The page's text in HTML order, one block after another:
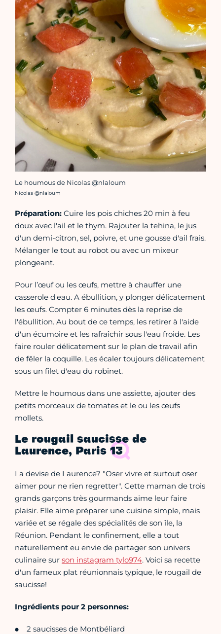
Le houmous de Nicolas @nlaloum
Crédit photo :
Nicolas @nlaloum
Préparation: Cuire les pois chiches 20 min à feu
doux avec l'ail et le thym. Rajouter la tehina, le jus
d'un demi-citron, sel, poivre, et une gousse d'ail frais.
Mélanger le tout au robot ou avec un mixeur
plongeant.
Pour l’œuf ou les œufs, mettre à chauffer une
casserole d'eau. A ébullition, y plonger délicatement
les œufs. Compter 6 minutes dès la reprise de
l'ébullition. Au bout de ce temps, les retirer à l'aide
d'un écumoire et les rafraîchir sous l'eau froide. Les
faire rouler délicatement sur le plan de travail afin
de fêler la coquille. Les écaler toujours délicatement
sous un filet d'eau du robinet.
Mettre le houmous dans une assiette, ajouter des
petits morceaux de tomates et le ou les œufs
mollets.
Le rougail saucisse de
Laurence, Paris 13
La devise de Laurence? "Oser vivre et surtout oser
aimer pour ne rien regretter". Cette maman de trois
grands garçons très gourmands aime leur faire
plaisir. Elle aime préparer une cuisine simple, mais
variée et se régale des spécialités de son île, la
Réunion. Pendant le confinement, elle a tout
naturellement eu envie de partager son univers
culinaire sur son instagram tylo974. Voici sa recette
d'un fameux plat réunionnais typique, le rougail de
saucisse!
Ingrédients pour 2 personnes:
2 saucisses de Montbéliard